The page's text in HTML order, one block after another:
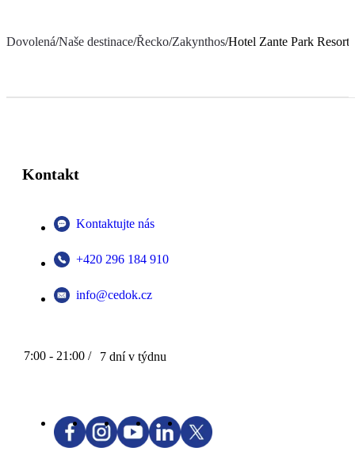
Dovolená/Naše destinace/Řecko/Zakynthos/Hotel Zante Park Resort
Kontakt
Kontaktujte nás
+420 296 184 910
info@cedok.cz
7:00 - 21:00 / 7 dní v týdnu